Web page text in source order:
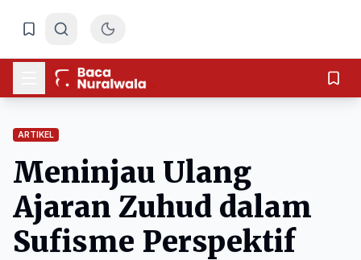
ARTIKEL
Meninjau Ulang
Ajaran Zuhud dalam
Sufisme Perspektif